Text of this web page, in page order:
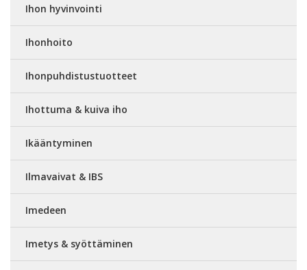
Ihon hyvinvointi
Ihonhoito
Ihonpuhdistustuotteet
Ihottuma & kuiva iho
Ikääntyminen
Ilmavaivat & IBS
Imedeen
Imetys & syöttäminen